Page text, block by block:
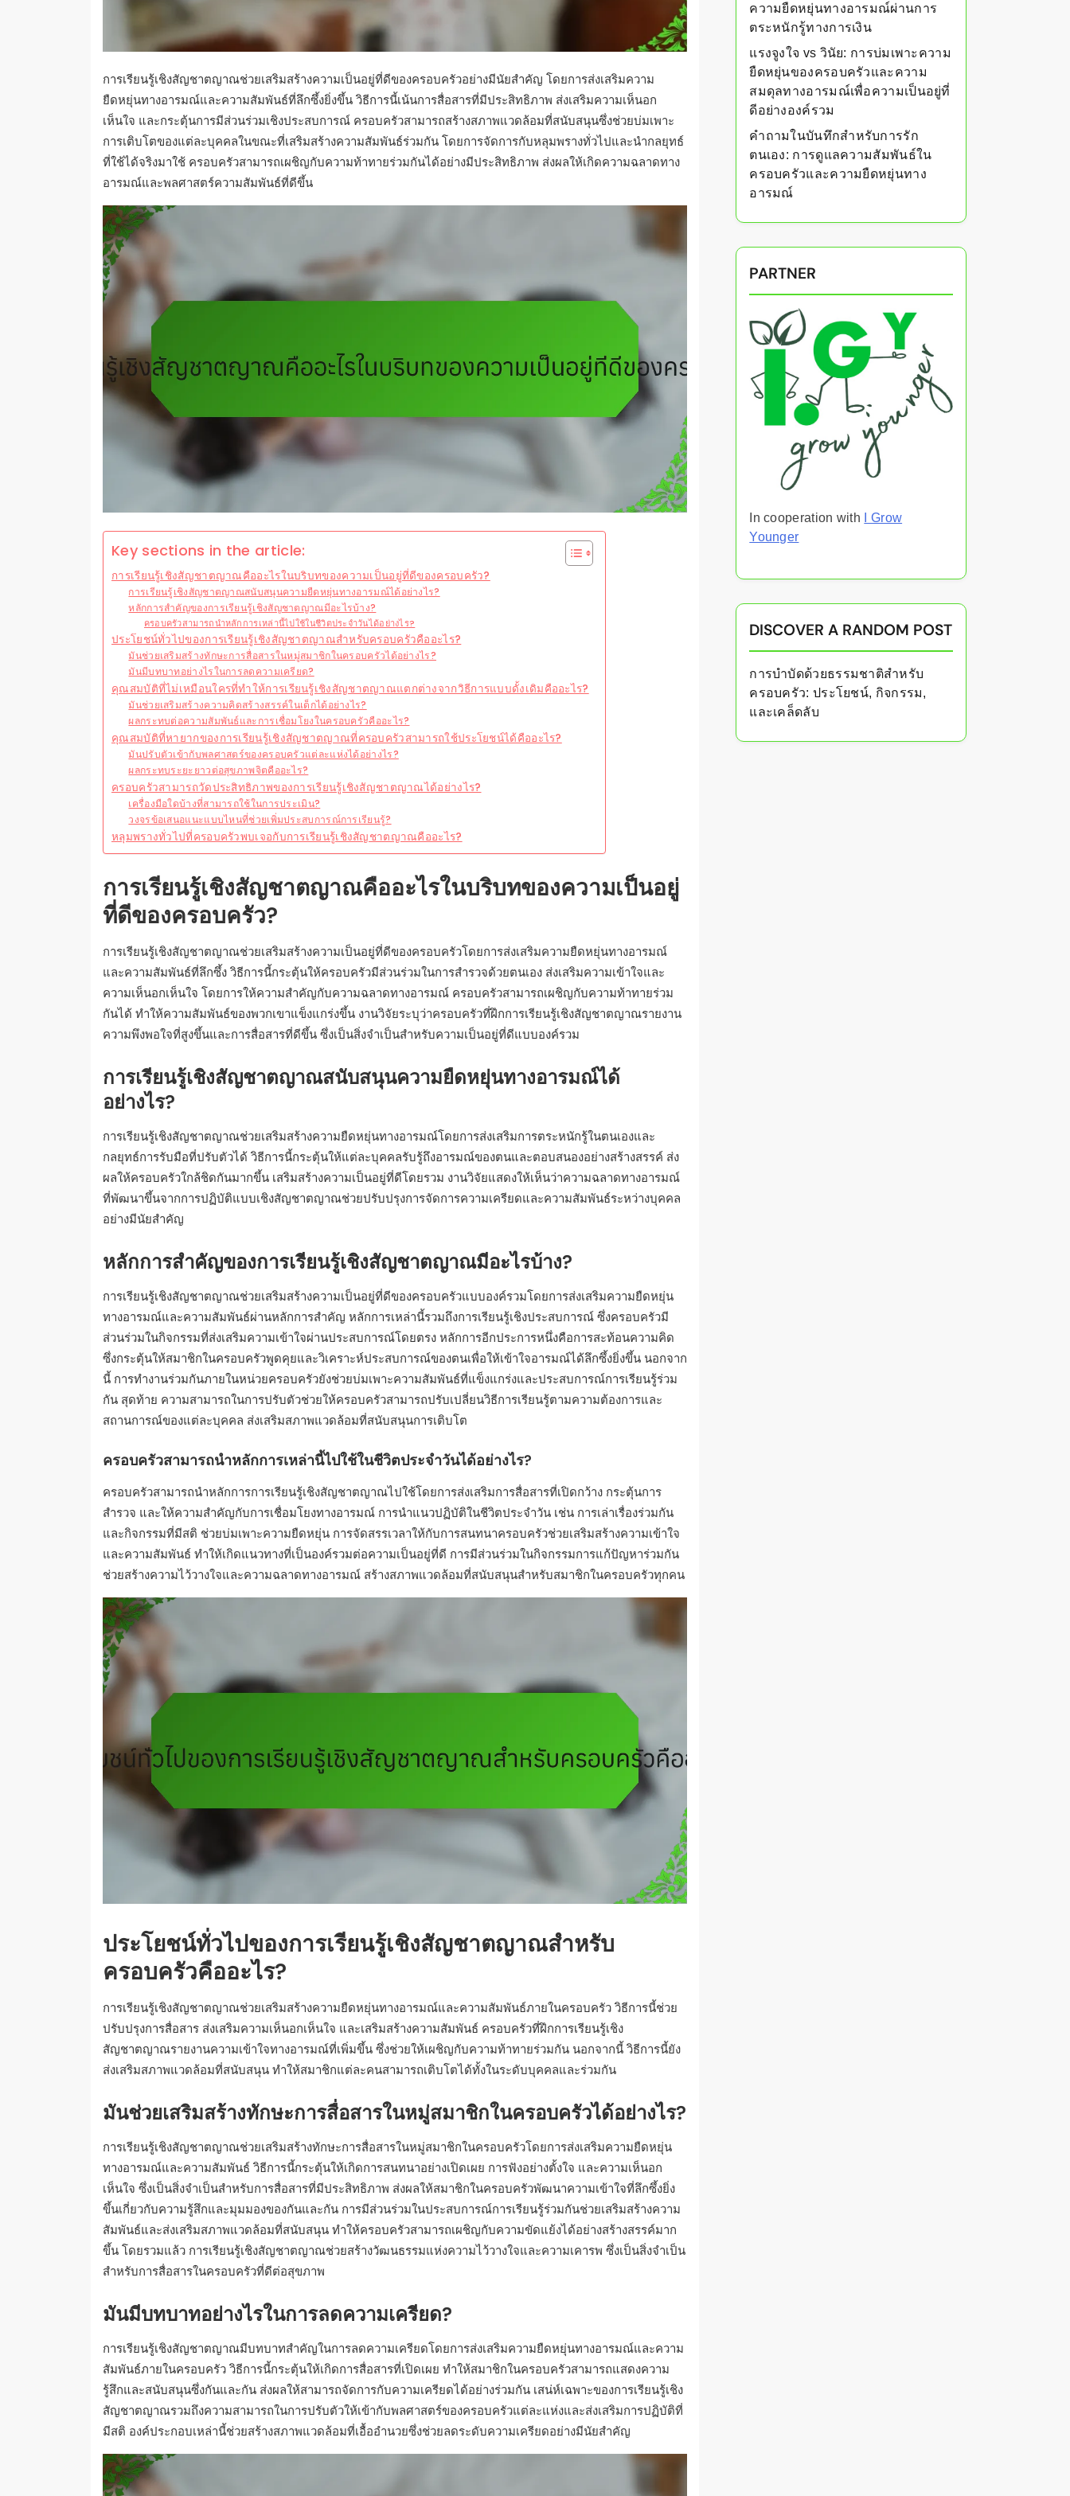
การเรียนรู้เชิงสัญชาตญาณช่วยเสริมสร้างความเป็นอยู่ที่ดีของครอบครัวอย่างมีนัยสำคัญ โดยการส่งเสริมความ
ยืดหยุ่นทางอารมณ์และความสัมพันธ์ที่ลึกซึ้งยิ่งขึ้น วิธีการนี้เน้นการสื่อสารที่มีประสิทธิภาพ ส่งเสริมความเห็นอก
เห็นใจ และกระตุ้นการมีส่วนร่วมเชิงประสบการณ์ ครอบครัวสามารถสร้างสภาพแวดล้อมที่สนับสนุนซึ่งช่วยบ่มเพาะ
การเติบโตของแต่ละบุคคลในขณะที่เสริมสร้างความสัมพันธ์ร่วมกัน โดยการจัดการกับหลุมพรางทั่วไปและนำกลยุทธ์
ที่ใช้ได้จริงมาใช้ ครอบครัวสามารถเผชิญกับความท้าทายร่วมกันได้อย่างมีประสิทธิภาพ ส่งผลให้เกิดความฉลาดทาง
อารมณ์และพลศาสตร์ความสัมพันธ์ที่ดีขึ้น
Key sections in the article:
การเรียนรู้เชิงสัญชาตญาณคืออะไรในบริบทของความเป็นอยู่ที่ดีของครอบครัว?
การเรียนรู้เชิงสัญชาตญาณสนับสนุนความยืดหยุ่นทางอารมณ์ได้อย่างไร?
หลักการสำคัญของการเรียนรู้เชิงสัญชาตญาณมีอะไรบ้าง?
ครอบครัวสามารถนำหลักการเหล่านี้ไปใช้ในชีวิตประจำวันได้อย่างไร?
ประโยชน์ทั่วไปของการเรียนรู้เชิงสัญชาตญาณสำหรับครอบครัวคืออะไร?
มันช่วยเสริมสร้างทักษะการสื่อสารในหมู่สมาชิกในครอบครัวได้อย่างไร?
มันมีบทบาทอย่างไรในการลดความเครียด?
คุณสมบัติที่ไม่เหมือนใครที่ทำให้การเรียนรู้เชิงสัญชาตญาณแตกต่างจากวิธีการแบบดั้งเดิมคืออะไร?
มันช่วยเสริมสร้างความคิดสร้างสรรค์ในเด็กได้อย่างไร?
ผลกระทบต่อความสัมพันธ์และการเชื่อมโยงในครอบครัวคืออะไร?
คุณสมบัติที่หายากของการเรียนรู้เชิงสัญชาตญาณที่ครอบครัวสามารถใช้ประโยชน์ได้คืออะไร?
มันปรับตัวเข้ากับพลศาสตร์ของครอบครัวแต่ละแห่งได้อย่างไร?
ผลกระทบระยะยาวต่อสุขภาพจิตคืออะไร?
ครอบครัวสามารถวัดประสิทธิภาพของการเรียนรู้เชิงสัญชาตญาณได้อย่างไร?
เครื่องมือใดบ้างที่สามารถใช้ในการประเมิน?
วงจรข้อเสนอแนะแบบไหนที่ช่วยเพิ่มประสบการณ์การเรียนรู้?
หลุมพรางทั่วไปที่ครอบครัวพบเจอกับการเรียนรู้เชิงสัญชาตญาณคืออะไร?
การเรียนรู้เชิงสัญชาตญาณคืออะไรในบริบทของความเป็นอยู่
ที่ดีของครอบครัว?
การเรียนรู้เชิงสัญชาตญาณช่วยเสริมสร้างความเป็นอยู่ที่ดีของครอบครัวโดยการส่งเสริมความยืดหยุ่นทางอารมณ์
และความสัมพันธ์ที่ลึกซึ้ง วิธีการนี้กระตุ้นให้ครอบครัวมีส่วนร่วมในการสำรวจด้วยตนเอง ส่งเสริมความเข้าใจและ
ความเห็นอกเห็นใจ โดยการให้ความสำคัญกับความฉลาดทางอารมณ์ ครอบครัวสามารถเผชิญกับความท้าทายร่วม
กันได้ ทำให้ความสัมพันธ์ของพวกเขาแข็งแกร่งขึ้น งานวิจัยระบุว่าครอบครัวที่ฝึกการเรียนรู้เชิงสัญชาตญาณรายงาน
ความพึงพอใจที่สูงขึ้นและการสื่อสารที่ดีขึ้น ซึ่งเป็นสิ่งจำเป็นสำหรับความเป็นอยู่ที่ดีแบบองค์รวม
การเรียนรู้เชิงสัญชาตญาณสนับสนุนความยืดหยุ่นทางอารมณ์ได้
อย่างไร?
การเรียนรู้เชิงสัญชาตญาณช่วยเสริมสร้างความยืดหยุ่นทางอารมณ์โดยการส่งเสริมการตระหนักรู้ในตนเองและ
กลยุทธ์การรับมือที่ปรับตัวได้ วิธีการนี้กระตุ้นให้แต่ละบุคคลรับรู้ถึงอารมณ์ของตนและตอบสนองอย่างสร้างสรรค์ ส่ง
ผลให้ครอบครัวใกล้ชิดกันมากขึ้น เสริมสร้างความเป็นอยู่ที่ดีโดยรวม งานวิจัยแสดงให้เห็นว่าความฉลาดทางอารมณ์
ที่พัฒนาขึ้นจากการปฏิบัติแบบเชิงสัญชาตญาณช่วยปรับปรุงการจัดการความเครียดและความสัมพันธ์ระหว่างบุคคล
อย่างมีนัยสำคัญ
หลักการสำคัญของการเรียนรู้เชิงสัญชาตญาณมีอะไรบ้าง?
การเรียนรู้เชิงสัญชาตญาณช่วยเสริมสร้างความเป็นอยู่ที่ดีของครอบครัวแบบองค์รวมโดยการส่งเสริมความยืดหยุ่น
ทางอารมณ์และความสัมพันธ์ผ่านหลักการสำคัญ หลักการเหล่านี้รวมถึงการเรียนรู้เชิงประสบการณ์ ซึ่งครอบครัวมี
ส่วนร่วมในกิจกรรมที่ส่งเสริมความเข้าใจผ่านประสบการณ์โดยตรง หลักการอีกประการหนึ่งคือการสะท้อนความคิด
ซึ่งกระตุ้นให้สมาชิกในครอบครัวพูดคุยและวิเคราะห์ประสบการณ์ของตนเพื่อให้เข้าใจอารมณ์ได้ลึกซึ้งยิ่งขึ้น นอกจาก
นี้ การทำงานร่วมกันภายในหน่วยครอบครัวยังช่วยบ่มเพาะความสัมพันธ์ที่แข็งแกร่งและประสบการณ์การเรียนรู้ร่วม
กัน สุดท้าย ความสามารถในการปรับตัวช่วยให้ครอบครัวสามารถปรับเปลี่ยนวิธีการเรียนรู้ตามความต้องการและ
สถานการณ์ของแต่ละบุคคล ส่งเสริมสภาพแวดล้อมที่สนับสนุนการเติบโต
ครอบครัวสามารถนำหลักการเหล่านี้ไปใช้ในชีวิตประจำวันได้อย่างไร?
ครอบครัวสามารถนำหลักการการเรียนรู้เชิงสัญชาตญาณไปใช้โดยการส่งเสริมการสื่อสารที่เปิดกว้าง กระตุ้นการ
สำรวจ และให้ความสำคัญกับการเชื่อมโยงทางอารมณ์ การนำแนวปฏิบัติในชีวิตประจำวัน เช่น การเล่าเรื่องร่วมกัน
และกิจกรรมที่มีสติ ช่วยบ่มเพาะความยืดหยุ่น การจัดสรรเวลาให้กับการสนทนาครอบครัวช่วยเสริมสร้างความเข้าใจ
และความสัมพันธ์ ทำให้เกิดแนวทางที่เป็นองค์รวมต่อความเป็นอยู่ที่ดี การมีส่วนร่วมในกิจกรรมการแก้ปัญหาร่วมกัน
ช่วยสร้างความไว้วางใจและความฉลาดทางอารมณ์ สร้างสภาพแวดล้อมที่สนับสนุนสำหรับสมาชิกในครอบครัวทุกคน
ประโยชน์ทั่วไปของการเรียนรู้เชิงสัญชาตญาณสำหรับ
ครอบครัวคืออะไร?
การเรียนรู้เชิงสัญชาตญาณช่วยเสริมสร้างความยืดหยุ่นทางอารมณ์และความสัมพันธ์ภายในครอบครัว วิธีการนี้ช่วย
ปรับปรุงการสื่อสาร ส่งเสริมความเห็นอกเห็นใจ และเสริมสร้างความสัมพันธ์ ครอบครัวที่ฝึกการเรียนรู้เชิง
สัญชาตญาณรายงานความเข้าใจทางอารมณ์ที่เพิ่มขึ้น ซึ่งช่วยให้เผชิญกับความท้าทายร่วมกัน นอกจากนี้ วิธีการนี้ยัง
ส่งเสริมสภาพแวดล้อมที่สนับสนุน ทำให้สมาชิกแต่ละคนสามารถเติบโตได้ทั้งในระดับบุคคลและร่วมกัน
มันช่วยเสริมสร้างทักษะการสื่อสารในหมู่สมาชิกในครอบครัวได้อย่างไร?
การเรียนรู้เชิงสัญชาตญาณช่วยเสริมสร้างทักษะการสื่อสารในหมู่สมาชิกในครอบครัวโดยการส่งเสริมความยืดหยุ่น
ทางอารมณ์และความสัมพันธ์ วิธีการนี้กระตุ้นให้เกิดการสนทนาอย่างเปิดเผย การฟังอย่างตั้งใจ และความเห็นอก
เห็นใจ ซึ่งเป็นสิ่งจำเป็นสำหรับการสื่อสารที่มีประสิทธิภาพ ส่งผลให้สมาชิกในครอบครัวพัฒนาความเข้าใจที่ลึกซึ้งยิ่ง
ขึ้นเกี่ยวกับความรู้สึกและมุมมองของกันและกัน การมีส่วนร่วมในประสบการณ์การเรียนรู้ร่วมกันช่วยเสริมสร้างความ
สัมพันธ์และส่งเสริมสภาพแวดล้อมที่สนับสนุน ทำให้ครอบครัวสามารถเผชิญกับความขัดแย้งได้อย่างสร้างสรรค์มาก
ขึ้น โดยรวมแล้ว การเรียนรู้เชิงสัญชาตญาณช่วยสร้างวัฒนธรรมแห่งความไว้วางใจและความเคารพ ซึ่งเป็นสิ่งจำเป็น
สำหรับการสื่อสารในครอบครัวที่ดีต่อสุขภาพ
มันมีบทบาทอย่างไรในการลดความเครียด?
การเรียนรู้เชิงสัญชาตญาณมีบทบาทสำคัญในการลดความเครียดโดยการส่งเสริมความยืดหยุ่นทางอารมณ์และความ
สัมพันธ์ภายในครอบครัว วิธีการนี้กระตุ้นให้เกิดการสื่อสารที่เปิดเผย ทำให้สมาชิกในครอบครัวสามารถแสดงความ
รู้สึกและสนับสนุนซึ่งกันและกัน ส่งผลให้สามารถจัดการกับความเครียดได้อย่างร่วมกัน เสน่ห์เฉพาะของการเรียนรู้เชิง
สัญชาตญาณรวมถึงความสามารถในการปรับตัวให้เข้ากับพลศาสตร์ของครอบครัวแต่ละแห่งและส่งเสริมการปฏิบัติที่
มีสติ องค์ประกอบเหล่านี้ช่วยสร้างสภาพแวดล้อมที่เอื้ออำนวยซึ่งช่วยลดระดับความเครียดอย่างมีนัยสำคัญ
ความยืดหยุ่นทางอารมณ์ผ่านการ
ตระหนักรู้ทางการเงิน
แรงจูงใจ vs วินัย: การบ่มเพาะความ
ยืดหยุ่นของครอบครัวและความ
สมดุลทางอารมณ์เพื่อความเป็นอยู่ที่
ดีอย่างองค์รวม
คำถามในบันทึกสำหรับการรัก
ตนเอง: การดูแลความสัมพันธ์ใน
ครอบครัวและความยืดหยุ่นทาง
อารมณ์
PARTNER
In cooperation with
I Grow
Younger
DISCOVER A RANDOM POST
การบำบัดด้วยธรรมชาติสำหรับ
ครอบครัว: ประโยชน์, กิจกรรม,
และเคล็ดลับ